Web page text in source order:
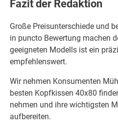
Fazit der Redaktion
Große Preisunterschiede und
in puncto Bewertung machen
geeigneten Modells ist ein
empfehlenswert.
Wir nehmen Konsumenten
besten Kopfkissen 40x80
nehmen und ihre wichtigsten
aufbereiten.